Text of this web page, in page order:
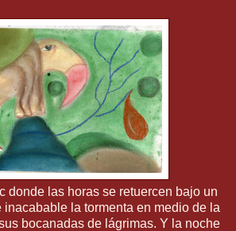
donde las horas se retuercen bajo un
la tormenta en medio de la
bocanadas de lágrimas. Y la noche